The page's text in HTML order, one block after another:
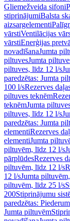
Gliemežveida sifoni
stiprinājumiBalsta
aizsargelementi
vārstiVentilācijas
vārstiEnerģijas
novadīšanaJumta
piltuvesJumta
piltuves, līdz 12 l/s
paredzētas: Jumta
100 l/sRezerves
piltuves teknēm
teknēmJumta
piltuves, līdz 12 l/s
paredzētas: Jumta
elementiRezerves
elementiJumta
piltuvēm, līdz 12 l/s
pārplūdesRezerves
piltuvēm, līdz 12 l/s
12 l/sJumta
piltuvēm, līdz 25 l/s
200Stiprinājumu
paredzētas:
Jumta piltuvēm